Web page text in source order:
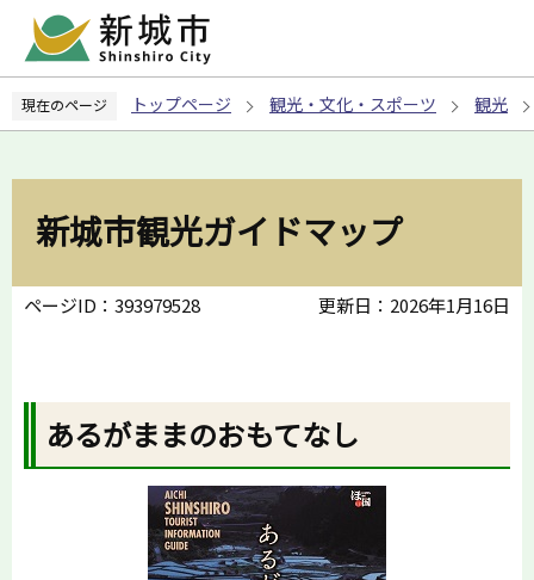
ペ
の
現在のページ トップページ 観光・文化・スポーツ 観光
新城市観光ガイドマップ
ページID：393979528 更新日：2026年1月16日
あるがままのおもてなし